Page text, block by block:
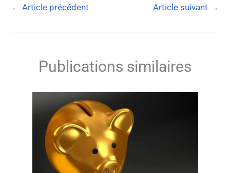
← Article précédent Article suivant →
Publications similaires